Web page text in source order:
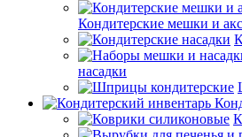
Кондитерские мешки и
насадки